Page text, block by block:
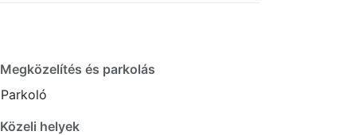
Megközelítés és parkolás
Parkoló
Közeli helyek